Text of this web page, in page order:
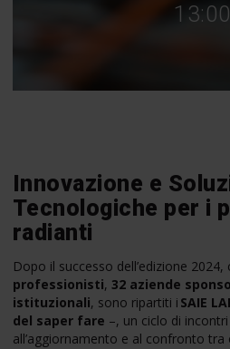
13:00
Innovazione e
Tecnologiche per i
radianti
Dopo il successo dell’edizione
professionisti, 32 aziende
istituzionali, sono ripartiti i SAIE
del saper fare –, un ciclo di
all’aggiornamento e al confronto